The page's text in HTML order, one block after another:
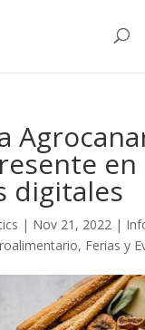
en
digitales
| Nov 21, 2022|
, Ferias y